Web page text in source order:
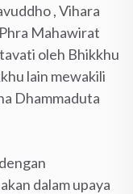
, Vihara
Mahawirat
oleh Bhikkhu
lain mewakili
Dhammaduta
dalam upaya